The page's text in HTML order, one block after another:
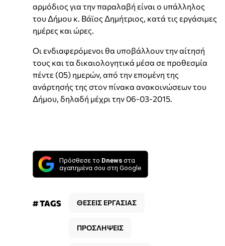
αρμόδιος για την παραλαβή είναι ο υπάλληλος
του Δήμου κ. Βάϊος Δημήτριος, κατά τις εργάσιμες
ημέρες και ώρες.
Οι ενδιαφερόμενοι θα υποβάλλουν την αίτησή
τους και τα δικαιολογητικά μέσα σε προθεσμία
πέντε (05) ημερών, από την επομένη της
ανάρτησής της στον πίνακα ανακοινώσεων του
Δήμου, δηλαδή μέχρι την 06-03-2015.
Πρόσθεσε το Dnews στα
αγαπημένα σου στη Google
# TAGS ΘΕΣΕΙΣ ΕΡΓΑΣΙΑΣ
ΠΡΟΣΛΗΨΕΙΣ